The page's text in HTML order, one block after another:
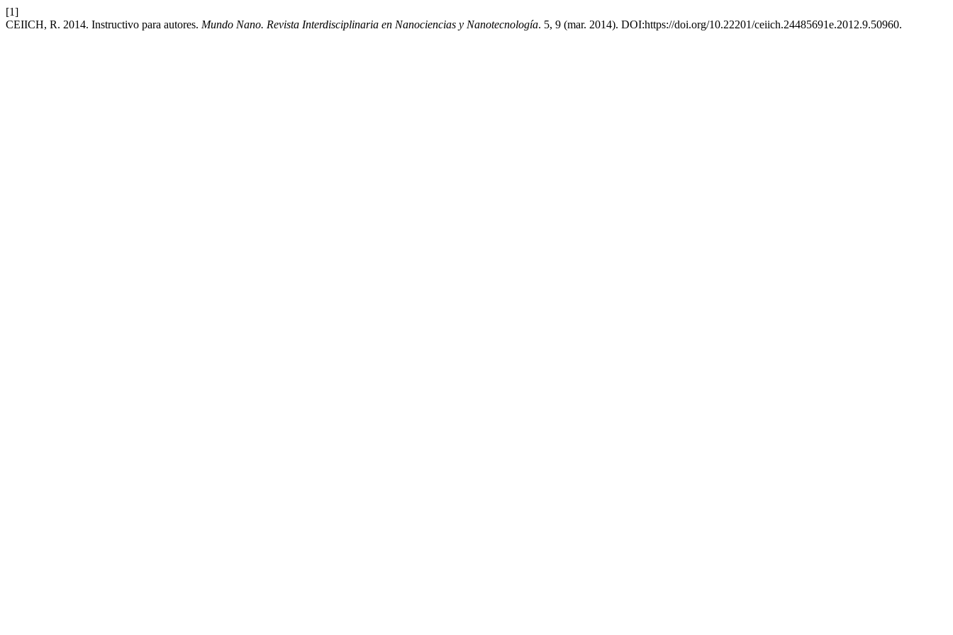
[1]
CEIICH, R. 2014. Instructivo para autores. Mundo Nano. Revista Interdisciplinaria en Nanociencias y Nanotecnología. 5, 9 (mar. 2014). DOI:https://doi.org/10.22201/ceiich.24485691e.2012.9.50960.